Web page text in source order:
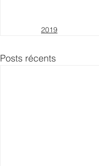
2019
Posts récents